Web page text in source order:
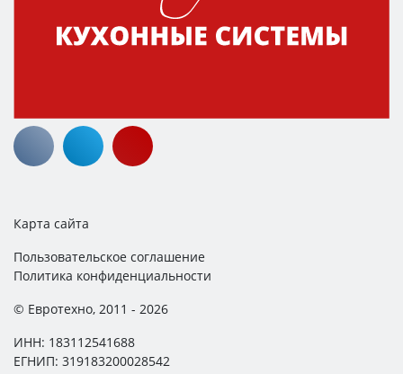
Карта сайта
Пользовательское соглашение
Политика конфиденциальности
© Евротехно, 2011 - 2026
ИНН: 183112541688
ЕГНИП: 319183200028542